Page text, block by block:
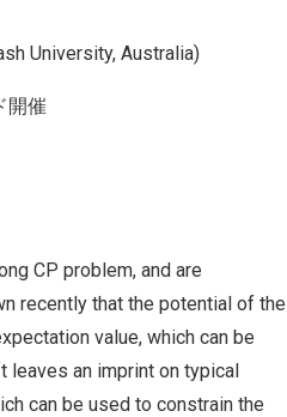
University, Australia)
開催
CP problem, and are
recently that the potential of the
value, which can be
leaves an imprint on typical
can be used to constrain the